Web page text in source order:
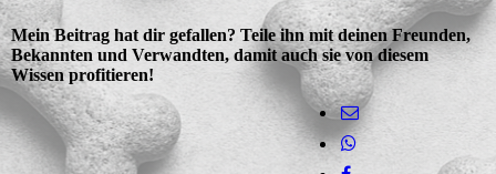
Mein Beitrag hat dir gefallen? Teile ihn mit deinen Freunden,
Bekannten und Verwandten, damit auch sie von diesem
Wissen profitieren!